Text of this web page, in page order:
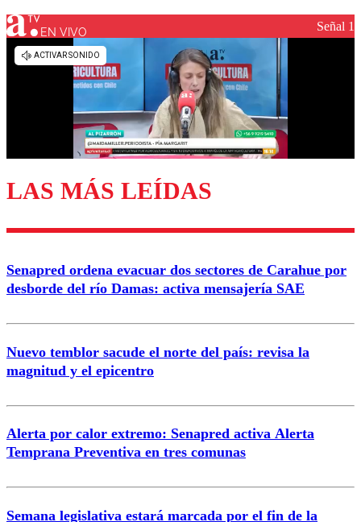
Los comentarios son moderados para garantizar un
diálogo respetuoso.
Enviar comentario
EN VIVO Señal 1
LAS MÁS LEÍDAS
Senapred ordena evacuar dos sectores de Carahue por
desborde del río Damas: activa mensajería SAE
Nuevo temblor sacude el norte del país: revisa la
magnitud y el epicentro
Alerta por calor extremo: Senapred activa Alerta
Temprana Preventiva en tres comunas
Semana legislativa estará marcada por el fin de la